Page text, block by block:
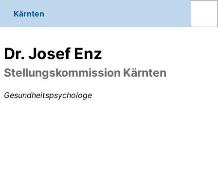
Kärnten
Dr. Josef Enz
Stellungskommission Kärnten
Gesundheitspsychologe